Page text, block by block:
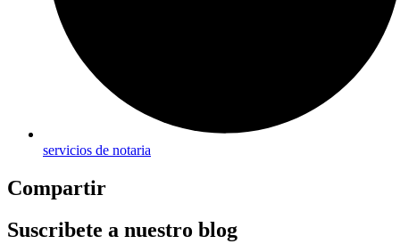
servicios de notaria
Compartir
Suscribete a nuestro blog